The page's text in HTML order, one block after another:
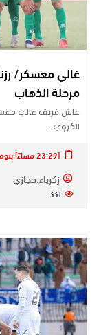
غالي معسكر/
مرحلة الذهاب
عاش فريق غالي
الكروي…
[23:29 مساءً] بتوقيت الجزائر - السبت 06 ديسمبر 2025
زكرياء.حجازي
331